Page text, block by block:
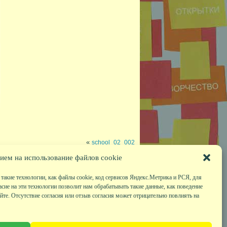
на использование файлов cookie
технологии, как файлы cookie, код сервисов Яндекс.Метрика и РСЯ, для
на эти технологии позволит нам обрабатывать такие данные, как поведение
Отсутствие согласия или отзыв согласия может отрицательно повлиять на
« school_02_002